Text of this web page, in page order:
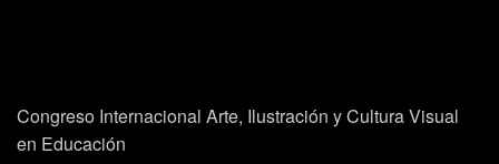
Congreso Internacional Arte, Ilustración y Cultura Visual
en Educación